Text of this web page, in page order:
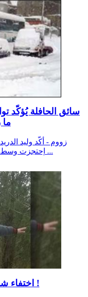
سائق الحافلة يُؤكّد
ما
اِحتجزت وسط الثلوج في عين دراهم أنّ لم يتمّ لحدّ الآن ...
اختفاء شقيق شهيد الثورة هشام المحيمدي !